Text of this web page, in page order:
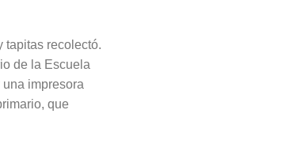
tapitas recolectó.
de la Escuela
impresora
que